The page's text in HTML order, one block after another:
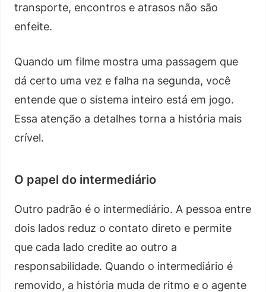
transporte, encontros e atrasos não são
enfeite.
Quando um filme mostra uma passagem que
dá certo uma vez e falha na segunda, você
entende que o sistema inteiro está em jogo.
Essa atenção a detalhes torna a história mais
crível.
O papel do intermediário
Outro padrão é o intermediário. A pessoa entre
dois lados reduz o contato direto e permite
que cada lado credite ao outro a
responsabilidade. Quando o intermediário é
removido, a história muda de ritmo e o agente